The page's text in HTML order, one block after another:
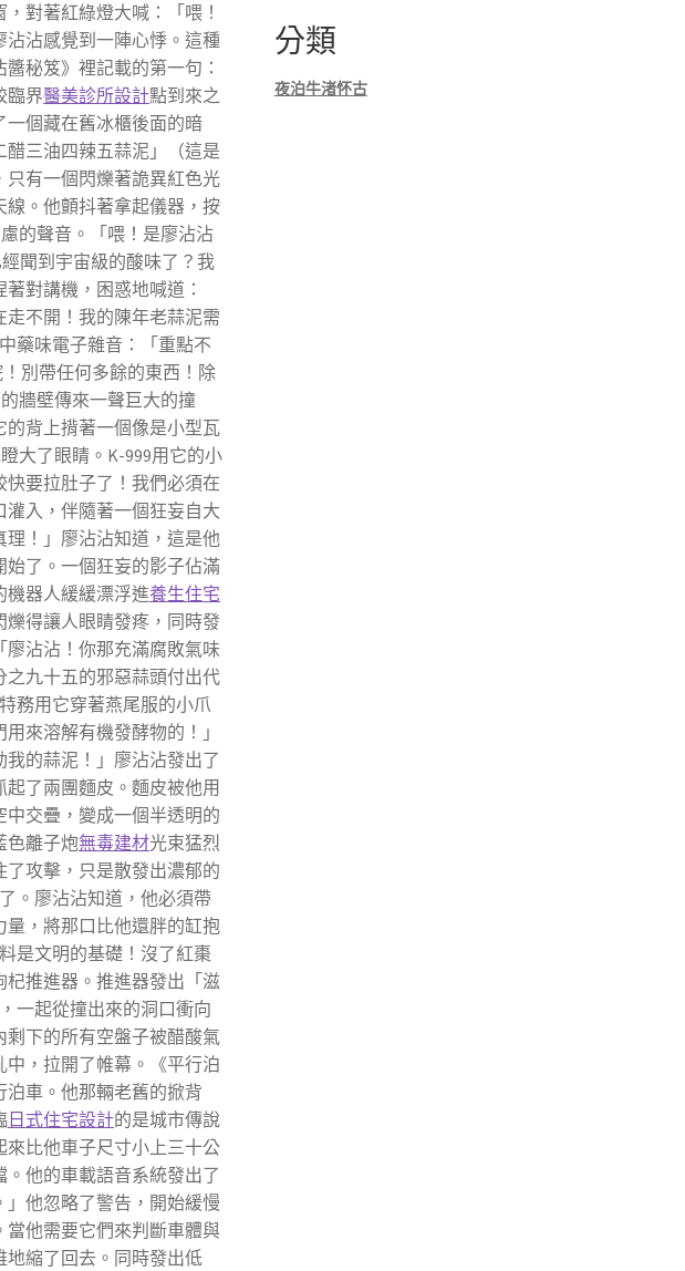
對著紅綠燈大喊：「喂！
沾感覺到一陣心悸。這種
秘笈》裡記載的第一句：
臨界醫美診所設計點到來之
個藏在舊冰櫃後面的暗
三油四辣五蒜泥」（這是
有一個閃爍著詭異紅色光
。他顫抖著拿起儀器，按
的聲音。「喂！是廖沾沾
聞到宇宙級的酸味了？我
對講機，困惑地喊道：
走不開！我的陳年老蒜泥需
藥味電子雜音：「重點不
別帶任何多餘的東西！除
牆壁傳來一聲巨大的撞
背上揹著一個像是小型瓦
大了眼睛。K-999用它的小
要拉肚子了！我們必須在
入，伴隨著一個狂妄自大
！」廖沾沾知道，這是他
了。一個狂妄的影子佔滿
機器人緩緩漂浮進養生住宅
得讓人眼睛發疼，同時發
沾沾！你那充滿腐敗氣味
九十五的邪惡蒜頭付出代
務用它穿著燕尾服的小爪
來溶解有機發酵物的！」
我的蒜泥！」廖沾沾發出了
了兩團麵皮。麵皮被他用
交疊，變成一個半透明的
色離子炮無毒建材光束猛烈
攻擊，只是散發出濃郁的
。廖沾沾知道，他必須帶
，將那口比他還胖的缸抱
是文明的基礎！沒了紅棗
推進器。推進器發出「滋
一起從撞出來的洞口衝向
下的所有空盤子被醋酸氣
，拉開了帷幕。《平行泊
車。他那輛老舊的掀背
日式住宅設計的是城市傳說
比他車子尺寸小上三十公
他的車載語音系統發出了
他忽略了警告，開始緩慢
他需要它們來判斷車體與
縮了回去。同時發出低
分類
夜泊牛渚怀古